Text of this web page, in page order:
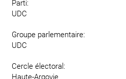
Parti:
UDC
Groupe parlementaire:
UDC
Cercle électoral:
Haute-Argovie